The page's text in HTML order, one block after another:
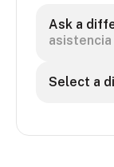
Ask a
Select a